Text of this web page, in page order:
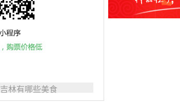
吉林有哪些美食